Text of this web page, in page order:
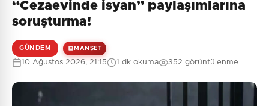
Henüz yorum yapılmamış. İlk yorumu siz yapın!
“Cezaevinde isyan” paylaşımlarına
soruşturma!
GÜNDEM MANŞET
10 Ağustos 2026, 21:15 1 dk okuma 352 görüntülenme